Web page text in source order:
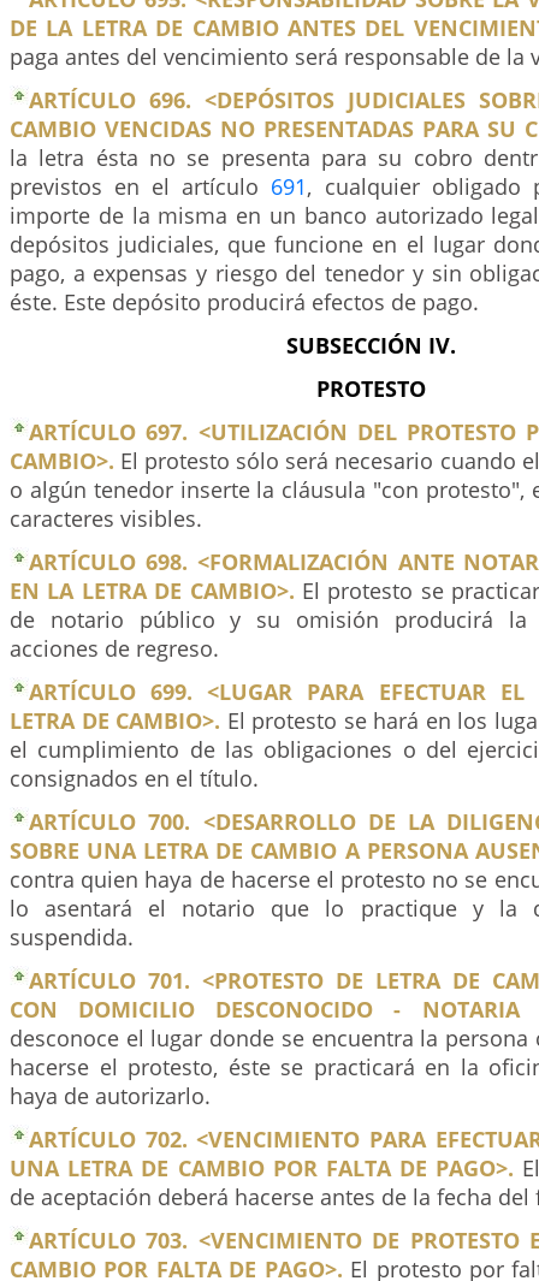
DE LA LETRA DE CAMBIO ANTES DEL
paga antes del vencimiento será responsable de la
ARTÍCULO 696. <DEPÓSITOS JUDICIALES
CAMBIO VENCIDAS NO PRESENTADAS PARA SU
la letra ésta no se presenta para su cobro
previstos en el artículo 691, cualquier obligado
importe de la misma en un banco autorizado
depósitos judiciales, que funcione en el lugar
pago, a expensas y riesgo del tenedor y sin
éste. Este depósito producirá efectos de pago.
SUBSECCIÓN IV.
PROTESTO
ARTÍCULO 697. <UTILIZACIÓN DEL PROTESTO
CAMBIO>. El protesto sólo será necesario cuando
o algún tenedor inserte la cláusula "con protesto",
caracteres visibles.
ARTÍCULO 698. <FORMALIZACIÓN ANTE
EN LA LETRA DE CAMBIO>. El protesto se
de notario público y su omisión producirá la
acciones de regreso.
ARTÍCULO 699. <LUGAR PARA EFECTUAR EL
LETRA DE CAMBIO>. El protesto se hará en los
el cumplimiento de las obligaciones o del
consignados en el título.
ARTÍCULO 700. <DESARROLLO DE LA
SOBRE UNA LETRA DE CAMBIO A PERSONA
contra quien haya de hacerse el protesto no se
lo asentará el notario que lo practique y la
suspendida.
ARTÍCULO 701. <PROTESTO DE LETRA DE
CON DOMICILIO DESCONOCIDO - NOTARIA
desconoce el lugar donde se encuentra la
hacerse el protesto, éste se practicará en la
haya de autorizarlo.
ARTÍCULO 702. <VENCIMIENTO PARA
UNA LETRA DE CAMBIO POR FALTA DE PAGO>.
de aceptación deberá hacerse antes de la fecha
ARTÍCULO 703. <VENCIMIENTO DE PROTESTO
CAMBIO POR FALTA DE PAGO>. El protesto por